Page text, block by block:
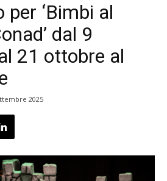
‘Bimbi al
dal 9
21 ottobre al
2025